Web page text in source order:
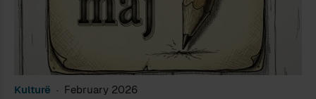
Kulturë February 2026